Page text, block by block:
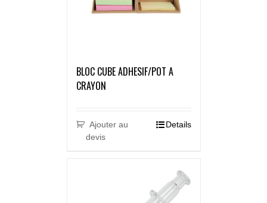
BLOC CUBE ADHESIF/POT A
CRAYON
Ajouter au
devis
Details